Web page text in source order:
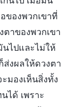
ของพวกเขาที่
ตาของพวกเขา
ไปและไม่ให้
ส่งผลให้ดวงตา
มองเห็นสิ่งทั้ง
ได้ เพราะ